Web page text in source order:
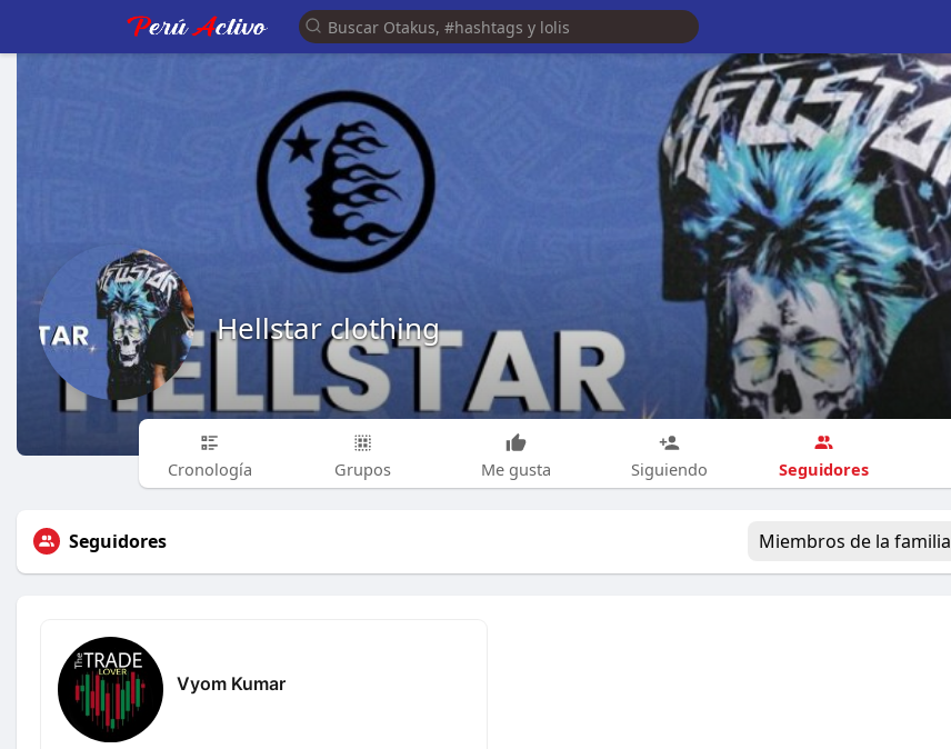
Hellstar clothing
Cronología Grupos Me gusta Siguiendo Seguidores
Seguidores Miembros de la familia
Vyom Kumar